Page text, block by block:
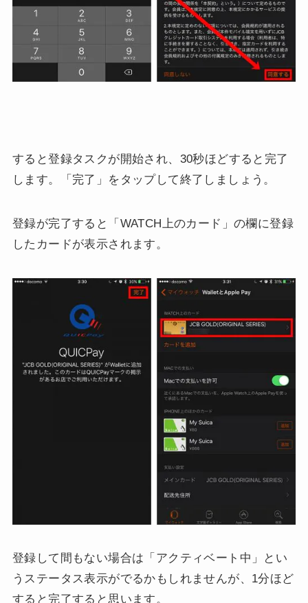
すると登録タスクが開始され、30秒ほどすると完了
します。「完了」をタップして終了しましょう。
登録が完了すると「WATCH上のカード」の欄に登録
したカードが表示されます。
登録して間もない場合は「アクティベート中」とい
うステータス表示がでるかもしれませんが、1分ほど
すると完了すると思います。